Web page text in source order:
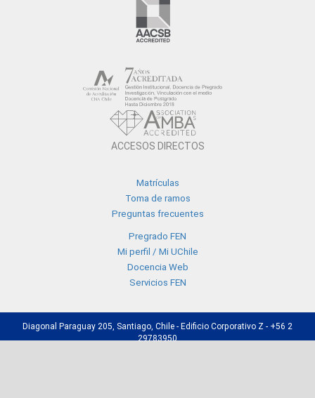
ACCESOS DIRECTOS
Matrículas
Toma de ramos
Preguntas frecuentes
Pregrado FEN
Mi perfil / Mi UChile
Docencia Web
Servicios FEN
Diagonal Paraguay 205, Santiago, Chile - Edificio Corporativo Z - +56 2
29783950